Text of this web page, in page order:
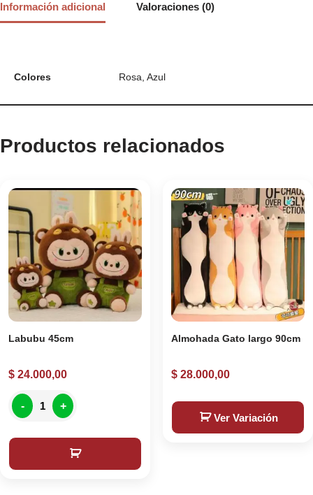
Información adicional Valoraciones (0)
Colores Rosa, Azul
Productos relacionados
Labubu 45cm
$ 24.000,00
- +
Almohada Gato largo 90cm
$28.000,00
Ver Variación